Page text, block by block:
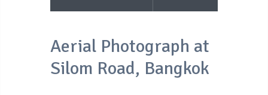
Aerial Photograph at
Silom Road, Bangkok